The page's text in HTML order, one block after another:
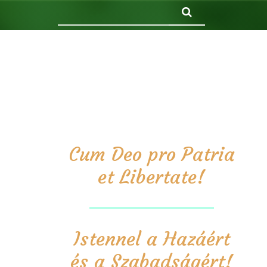
Cum Deo pro Patria
et Libertate!
Istennel a Hazáért
és a Szabadságért!